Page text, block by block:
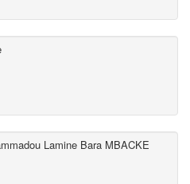
Lamine Bara MBACKE